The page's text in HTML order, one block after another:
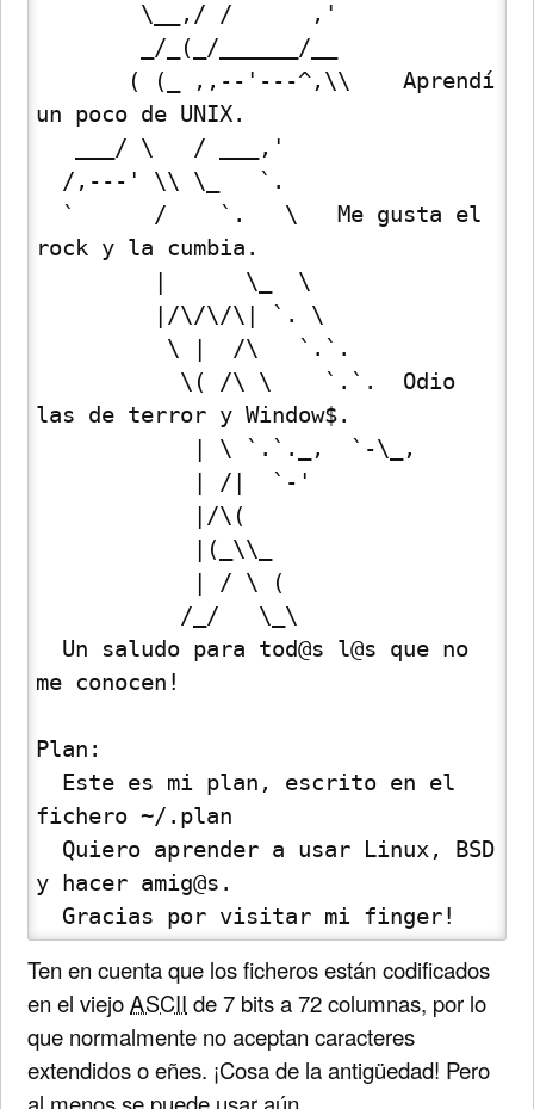
un poco de UNIX.
rock y la cumbia.
las de terror y Window$.
me conocen!
Plan:
fichero ~/.plan
y hacer amig@s.
  Gracias por visitar mi finger!
Ten en cuenta que los ficheros están codificados
en el viejoASCII de 7 bits a 72 columnas, por lo
que normalmente no aceptan caracteres
extendidos o eñes. ¡Cosa de la antigüedad! Pero
al menos se puede usar aún.